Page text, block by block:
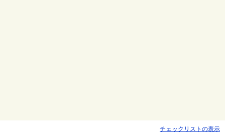
チェックリストの表示